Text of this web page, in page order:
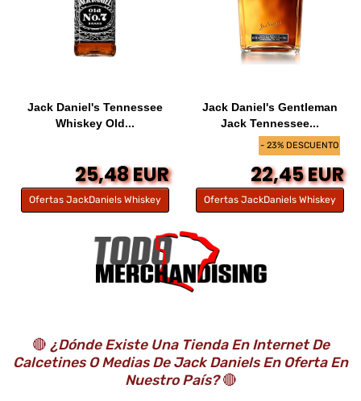
Jack Daniel's Tennessee
Whiskey Old...
25,48 EUR
Ofertas JackDaniels Whiskey
- 23% DESCUENTO
Jack Daniel's Gentleman
Jack Tennessee...
22,45 EUR
Ofertas JackDaniels Whiskey
🔴 ¿Dónde Existe Una Tienda En Internet De
Calcetines O Medias De Jack Daniels En Oferta En
Nuestro País?🔴